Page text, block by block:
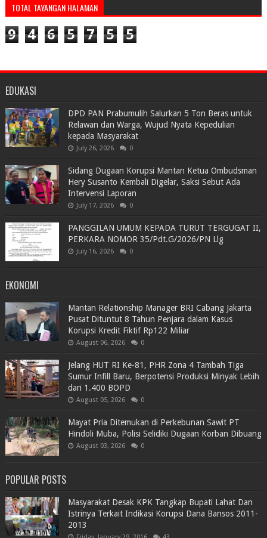
TOTAL TAYANGAN HALAMAN
9 4 6 5 7 5 5
EDUKASI
DPD PAN Prabumulih Salurkan 5 Ton Beras untuk
Relawan dan Warga, Wujud Nyata Kepedulian
kepada Masyarakat
July 26, 2026 0
Sidang Dugaan Korupsi Mantan Ketua Ombudsman
Hery Susanto Kembali Digelar, Saksi Sebut Ada
Intervensi Laporan
July 17, 2026 0
PANGGILAN UMUM KEPADA TURUT TERGUGAT II,
PERKARA NOMOR 35/Pdt.G/2026/PN Llg
July 16, 2026 0
EKONOMI
Mantan Relationship Manager BRI Cabang Jakarta
Pusat Dituntut 8 Tahun Penjara dalam Kasus
Korupsi Kredit Fiktif Rp122 Miliar
August 06, 2026 0
Jelang HUT RI Ke-81, PHR Zona 4 Tambah Tiga
Sumur Infill Baru, Berpotensi Produksi Minyak Lebih
dari 1.400 BOPD
August 05, 2026 0
Mayat Pria Ditemukan di Perkebunan Sawit PT
Hindoli Muba, Polisi Selidiki Dugaan Korban Dibuang
August 03, 2026 0
POPULAR POSTS
Masyarakat Desak KPK Tangkap Bupati Lahat Dan
Istrinya Terkait Indikasi Korupsi Dana Bansos 2011-
2013